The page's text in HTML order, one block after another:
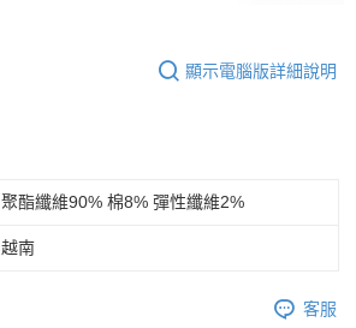
顯示電腦版詳細說明
聚酯纖維90% 棉8% 彈性纖維2%
越南
客服